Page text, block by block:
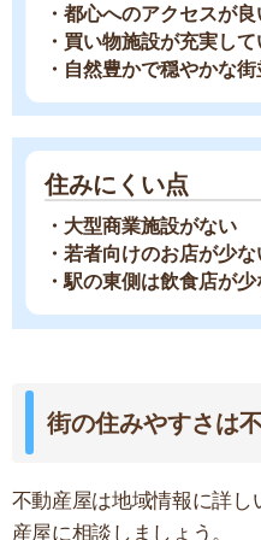
不動産屋は地域情報に詳しいで
産屋に相談しましょう。
どの不動産屋を利用するか迷って
ているので、理想のお部屋が見
アプリでいつでもどこでも簡単
綱島駅周辺の交通アク